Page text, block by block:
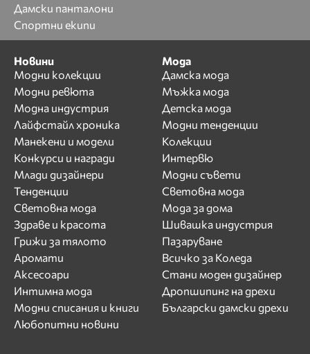
Дамски панталони
Спортни екипи
Новини
Модни колекции
Модни ревюта
Модна индустрия
Лайфстайл хроника
Манекени и модели
Конкурси и награди
Млади дизайнери
Тенденции
Световна мода
Здраве и красота
Грижи за тялото
Аромати
Аксесоари
Интимна мода
Модни списания и книги
Любопитни новини
Мода
Дамска мода
Мъжка мода
Детска мода
Модни тенденции
Колекции
Интервю
Модни съвети
Световна мода
Мода за дома
Шивашка индустрия
Пазаруване
Всичко за Коледа
Стани моден дизайнер
Дропшипинг на дрехи
Български дамски дрехи